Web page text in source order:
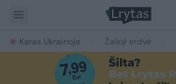
Karas Ukrainoje Žalioji erdvė